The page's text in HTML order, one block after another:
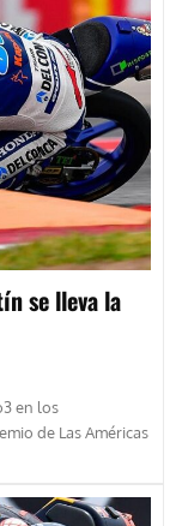
se lleva la
en los
de Las Américas